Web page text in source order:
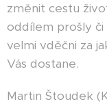
změnit cestu
oddílem prošly
velmi vděčni za
Vás dostane.
Martin Štoudek